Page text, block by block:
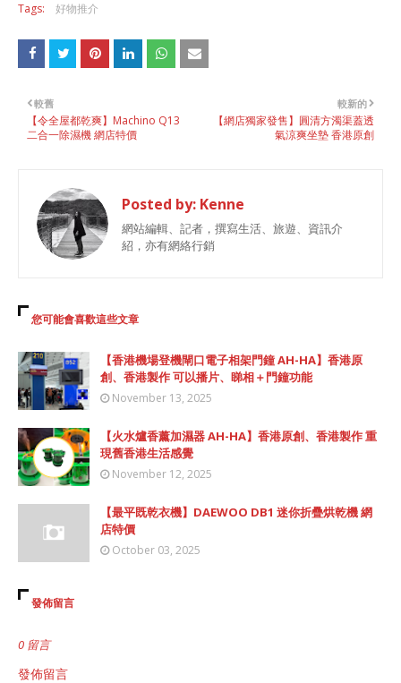
Tags: 好物推介
較新的
【網店獨家發售】圓清方濁渠蓋透
氣涼爽坐墊 香港原創
較舊
【令全屋都乾爽】Machino Q13
二合一除濕機 網店特價
Posted by: Kenne
網站編輯、記者，撰寫生活、旅遊、資訊介
紹，亦有網絡行銷
您可能會喜歡這些文章
【香港機場登機閘口電子相架門鐘 AH-HA】香港原
創、香港製作 可以播片、睇相＋門鐘功能
November 13, 2025
【火水爐香薰加濕器 AH-HA】香港原創、香港製作 重
現舊香港生活感覺
November 12, 2025
【最平既乾衣機】DAEWOO DB1 迷你折疊烘乾機 網
店特價
October 03, 2025
發佈留言
0 留言
發佈留言